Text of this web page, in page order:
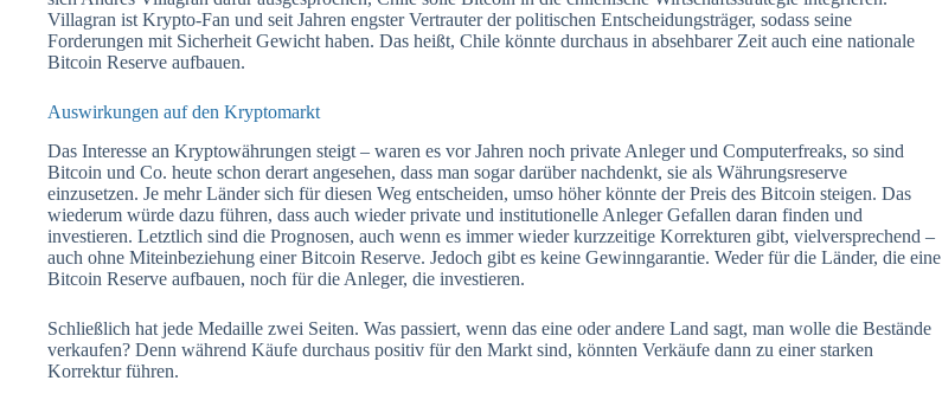
Villagran ist Krypto-Fan und seit Jahren engster Vertrauter der politischen Entscheidungsträger, sodass seine
Forderungen mit Sicherheit Gewicht haben. Das heißt, Chile könnte durchaus in absehbarer Zeit auch eine nationale
Bitcoin Reserve aufbauen.
Auswirkungen auf den Kryptomarkt
Das Interesse an Kryptowährungen steigt – waren es vor Jahren noch private Anleger und Computerfreaks, so sind
Bitcoin und Co. heute schon derart angesehen, dass man sogar darüber nachdenkt, sie als Währungsreserve
einzusetzen. Je mehr Länder sich für diesen Weg entscheiden, umso höher könnte der Preis des Bitcoin steigen. Das
wiederum würde dazu führen, dass auch wieder private und institutionelle Anleger Gefallen daran finden und
investieren. Letztlich sind die Prognosen, auch wenn es immer wieder kurzzeitige Korrekturen gibt, vielversprechend –
auch ohne Miteinbeziehung einer Bitcoin Reserve. Jedoch gibt es keine Gewinngarantie. Weder für die Länder, die eine
Bitcoin Reserve aufbauen, noch für die Anleger, die investieren.
Schließlich hat jede Medaille zwei Seiten. Was passiert, wenn das eine oder andere Land sagt, man wolle die Bestände
verkaufen? Denn während Käufe durchaus positiv für den Markt sind, könnten Verkäufe dann zu einer starken
Korrektur führen.